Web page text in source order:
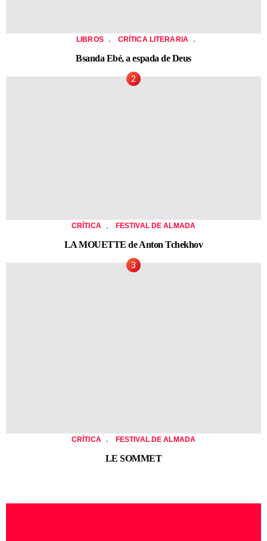
LIBROS , CRÍTICA LITERARIA ,
Bsanda Ebé, a espada de Deus
CRÍTICA FESTIVAL DE ALMADA
LA MOUETTE de Anton Tchekhov
CRÍTICA , FESTIVAL DE ALMADA
LE SOMMET